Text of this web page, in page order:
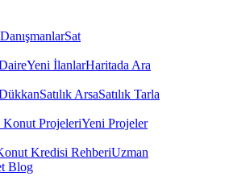
DanışmanlarSat
Yeni İlanlarHaritada Ara
Satılık ArsaSatılık Tarla
ProjeleriYeni Projeler
Kredisi RehberiUzman
Blog